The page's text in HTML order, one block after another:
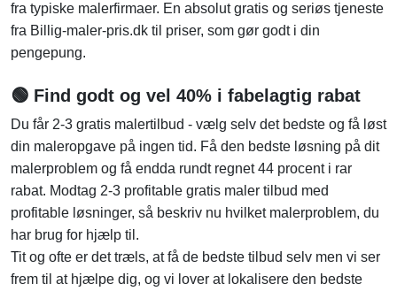
fra typiske malerfirmaer. En absolut gratis og seriøs tjeneste
fra Billig-maler-pris.dk til priser, som gør godt i din
pengepung.
🟢 Find godt og vel 40% i fabelagtig rabat
Du får 2-3 gratis malertilbud - vælg selv det bedste og få løst
din maleropgave på ingen tid. Få den bedste løsning på dit
malerproblem og få endda rundt regnet 44 procent i rar
rabat. Modtag 2-3 profitable gratis maler tilbud med
profitable løsninger, så beskriv nu hvilket malerproblem, du
har brug for hjælp til.
Tit og ofte er det træls, at få de bedste tilbud selv men vi ser
frem til at hjælpe dig, og vi lover at lokalisere den bedste